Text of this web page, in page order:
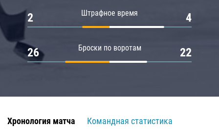
Штрафное время
2 4
Броски по воротам
26 22
Хронология матча
Командная статистика